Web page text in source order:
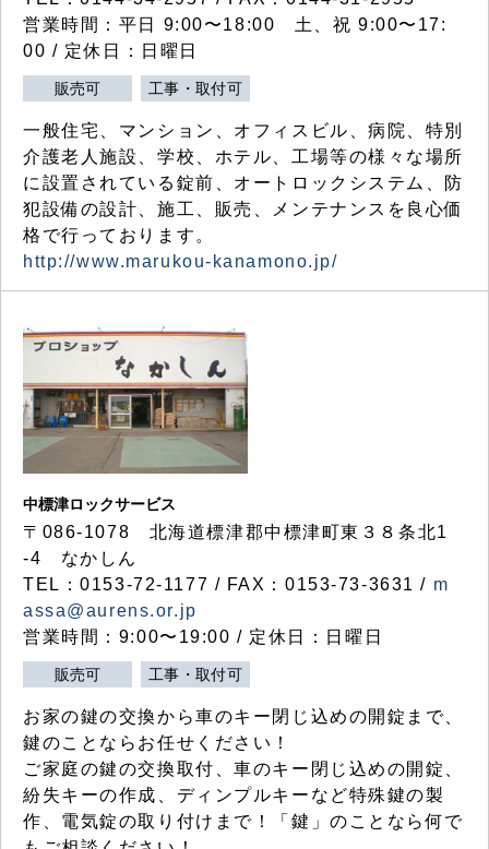
営業時間：平日 9:00〜18:00 土、祝 9:00〜17:
00 / 定休日：日曜日
販売可 工事・取付可
一般住宅、マンション、オフィスビル、病院、特別
介護老人施設、学校、ホテル、工場等の様々な場所
に設置されている錠前、オートロックシステム、防
犯設備の設計、施工、販売、メンテナンスを良心価
格で行っております。
http://www.marukou-kanamono.jp/
中標津ロックサービス
〒086-1078 北海道標津郡中標津町東３８条北1
-4 なかしん
TEL：0153-72-1177 / FAX：0153-73-3631 / m
assa@aurens.or.jp
営業時間：9:00〜19:00 / 定休日：日曜日
販売可 工事・取付可
お家の鍵の交換から車のキー閉じ込めの開錠まで、
鍵のことならお任せください！
ご家庭の鍵の交換取付、車のキー閉じ込めの開錠、
紛失キーの作成、ディンプルキーなど特殊鍵の製
作、電気錠の取り付けまで！「鍵」のことなら何で